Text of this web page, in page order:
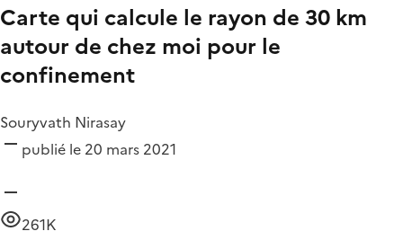
Carte qui calcule le rayon de 30 km
autour de chez moi pour le
confinement
Souryvath Nirasay
publié le 20 mars 2021
261K